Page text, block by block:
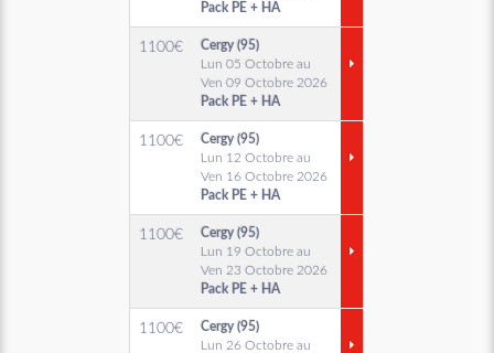
Pack PE + HA
1100€
Cergy (95)
Lun 05 Octobre au
Ven 09 Octobre 2026
Pack PE + HA
1100€
Cergy (95)
Lun 12 Octobre au
Ven 16 Octobre 2026
Pack PE + HA
1100€
Cergy (95)
Lun 19 Octobre au
Ven 23 Octobre 2026
Pack PE + HA
1100€
Cergy (95)
Lun 26 Octobre au